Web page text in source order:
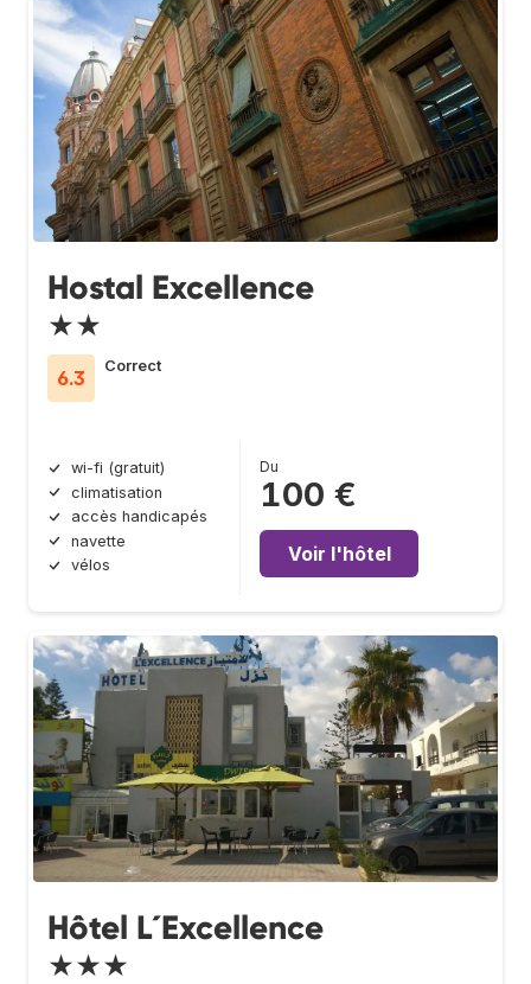
Hostal Excellence
★★
6.3
Correct
wi-fi (gratuit)
climatisation
accès handicapés
navette
vélos
Du
100 €
Voir l'hôtel
Hôtel L´Excellence
★★★